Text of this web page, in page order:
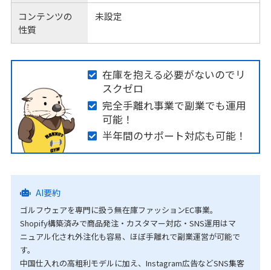
コンテンツの
性質
未設定
在庫を抱える必要がないのでリ
スクゼロ
完全手離れ事業で副業でも運用
可能！
半年間のサポート対応も可能！
AI要約
ゴルフウェアを専門に扱う無在庫ファッションEC事業。
Shopify構築済みで商品発注・カスタマー対応・SNS運用はマ
ニュアル化され外注化も容易、ほぼ手離れで副業運営が可能で
す。
中国仕入れの高粗利モデルに加え、Instagram広告などSNS集客